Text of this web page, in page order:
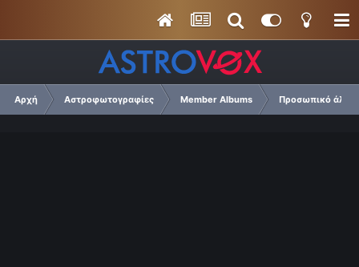
Αρχή Αστροφωτογραφίες Member Albums Προσωπικό